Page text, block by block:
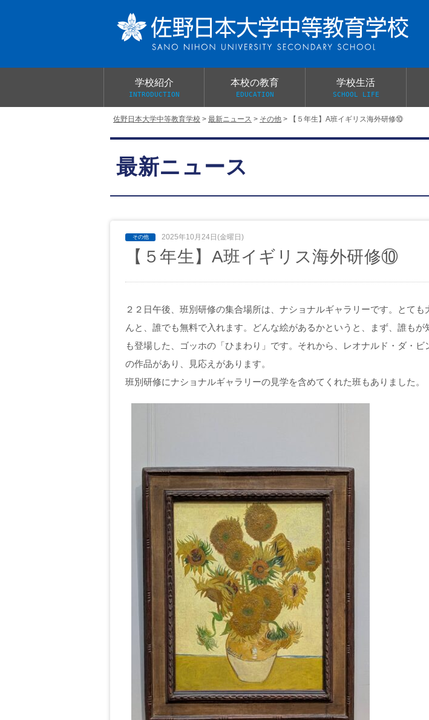
佐野日本大学中等教育学校 > 最新ニュース > その他 > 【５年生】A班イギリス海外研修⑩
学校紹介
INTRODUCTION
学校案内パンフレット
本校の教育
EDUCATION
総合的探究（学習）の時間
学校生活
SCHOOL LIFE
制服紹介
桜美会
最新ニュース
2025年10月24日(金曜日)
【５年生】A班イギリス海外研修⑩
２２日午後、班別研修の集合場所は、ナショナルギャラリーです。とて
んと、誰でも無料で入れます。どんな絵があるかというと、まず、誰もが
も登場した、ゴッホの「ひまわり」です。それから、レオナルド・ダ・
の作品があり、見応えがあります。
班別研修にナショナルギャラリーの見学を含めてくれた班もありました。